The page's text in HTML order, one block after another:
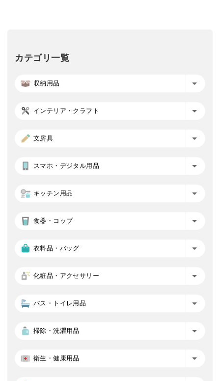
カテゴリ一覧
収納用品
インテリア・クラフト
文房具
スマホ・デジタル用品
キッチン用品
食器・コップ
衣料品・バッグ
化粧品・アクセサリー
バス・トイレ用品
掃除・洗濯用品
衛生・健康用品